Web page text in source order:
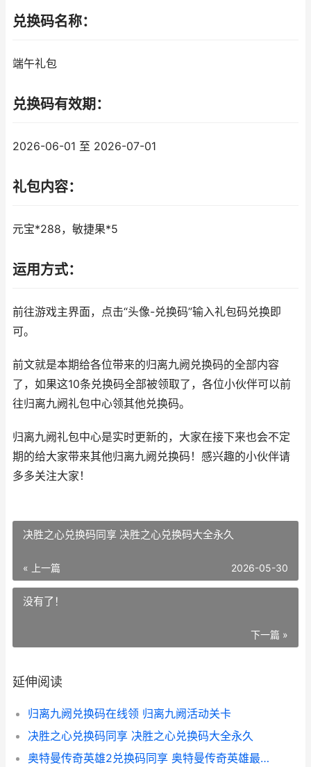
兑换码名称：
端午礼包
兑换码有效期：
2026-06-01 至 2026-07-01
礼包内容：
元宝*288，敏捷果*5
运用方式：
前往游戏主界面，点击“头像-兑换码”输入礼包码兑换即
可。
前文就是本期给各位带来的归离九阙兑换码的全部内容
了，如果这10条兑换码全部被领取了，各位小伙伴可以前
往归离九阙礼包中心领其他兑换码。
归离九阙礼包中心是实时更新的，大家在接下来也会不定
期的给大家带来其他归离九阙兑换码！感兴趣的小伙伴请
多多关注大家！
决胜之心兑换码同享 决胜之心兑换码大全永久
« 上一篇 2026-05-30
没有了！
下一篇 »
延伸阅读
归离九阙兑换码在线领 归离九阙活动关卡
决胜之心兑换码同享 决胜之心兑换码大全永久
奥特曼传奇英雄2兑换码同享 奥特曼传奇英雄最新内购版